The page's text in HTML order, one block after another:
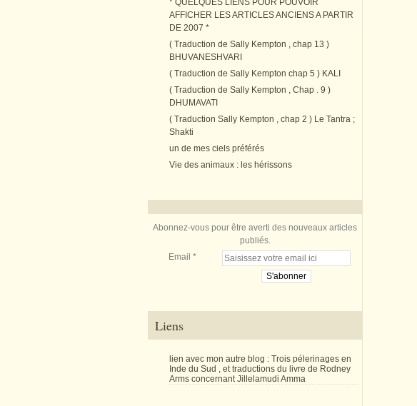
* QUELQUES LIENS POUR POUVOIR
AFFICHER LES ARTICLES ANCIENS A PARTIR
DE 2007 *
( Traduction de Sally Kempton , chap 13 )
BHUVANESHVARI
( Traduction de Sally Kempton chap 5 ) KALI
( Traduction de Sally Kempton , Chap . 9 )
DHUMAVATI
( Traduction Sally Kempton , chap 2 ) Le Tantra ;
Shakti
un de mes ciels préférés
Vie des animaux : les hérissons
Abonnez-vous pour être averti des nouveaux articles
publiés.
Email
Liens
lien avec mon autre blog : Trois pélerinages en
Inde du Sud , et traductions du livre de Rodney
Arms concernant Jillelamudi Amma